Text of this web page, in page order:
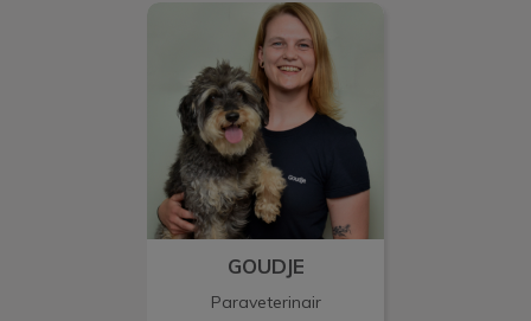
GOUDJE
GOUDJE
Paraveterinair